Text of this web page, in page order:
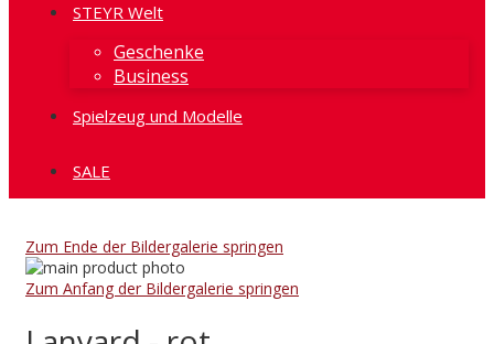
STEYR Welt
Geschenke
Business
Spielzeug und Modelle
SALE
Zum Ende der Bildergalerie springen
Zum Anfang der Bildergalerie springen